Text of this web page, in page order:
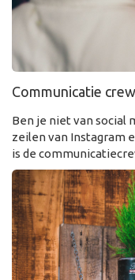
Communicatie crew
Ben je niet van social
zeilen van Instagram
is de